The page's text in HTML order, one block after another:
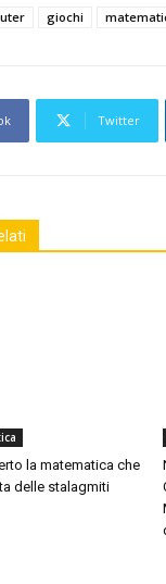
giochi
Twitter
la matematica che
delle stalagmiti